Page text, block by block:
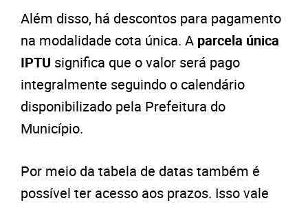
Além disso, há descontos para pagamento
na modalidade cota única. A parcela única
IPTU significa que o valor será pago
integralmente seguindo o calendário
disponibilizado pela Prefeitura do
Município.
Por meio da tabela de datas também é
possível ter acesso aos prazos. Isso vale